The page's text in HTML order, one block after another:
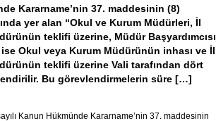
Kararname’nin 37. maddesinin (8)
yer alan “Okul ve Kurum Müdürleri, İl
teklifi üzerine, Müdür Başyardımcısı
ise Okul veya Kurum Müdürünün inhası ve İl
teklifi üzerine Vali tarafından dört
Bu görevlendirmelerin süre […]
Kanun Hükmünde Kararname’nin 37. maddesinin